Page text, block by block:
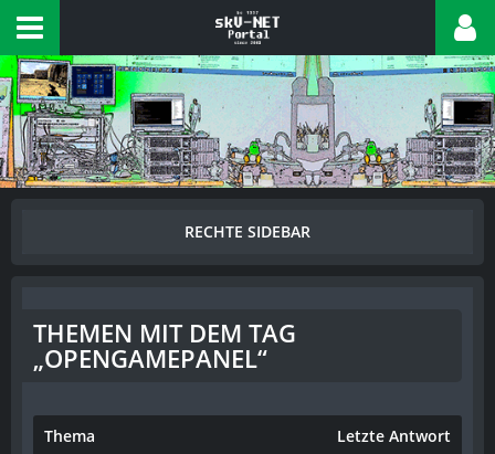
THEMEN MIT DEM TAG
„OPENGAMEPANEL“
Thema Letzte Antwort